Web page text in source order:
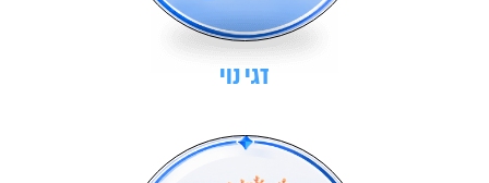
דגי נוי